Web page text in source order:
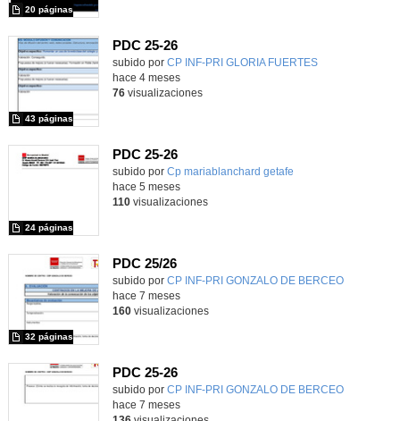
20 páginas
PDC 25-26
subido por CP INF-PRI GLORIA FUERTES
43 páginas
-
hace 4 meses
76visualizaciones
PDC 25-26
subido por Cp mariablanchard getafe
24 páginas
hace 5 meses
110visualizaciones
PDC 25/26
subido por CP INF-PRI GONZALO DE BERCEO
32 páginas
-
hace 7 meses
160visualizaciones
PDC 25-26
subido por CP INF-PRI GONZALO DE BERCEO-
hace 7 meses